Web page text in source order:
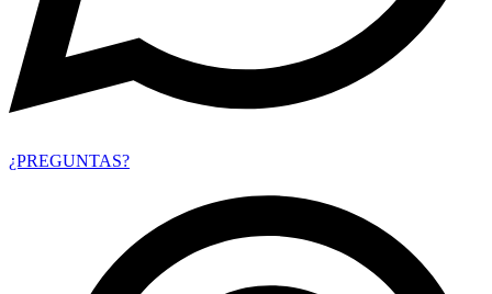
¿PREGUNTAS?